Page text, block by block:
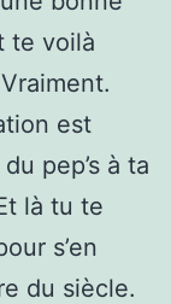
te voilà
est
pep’s à ta
là tu te
s’en
du siècle.